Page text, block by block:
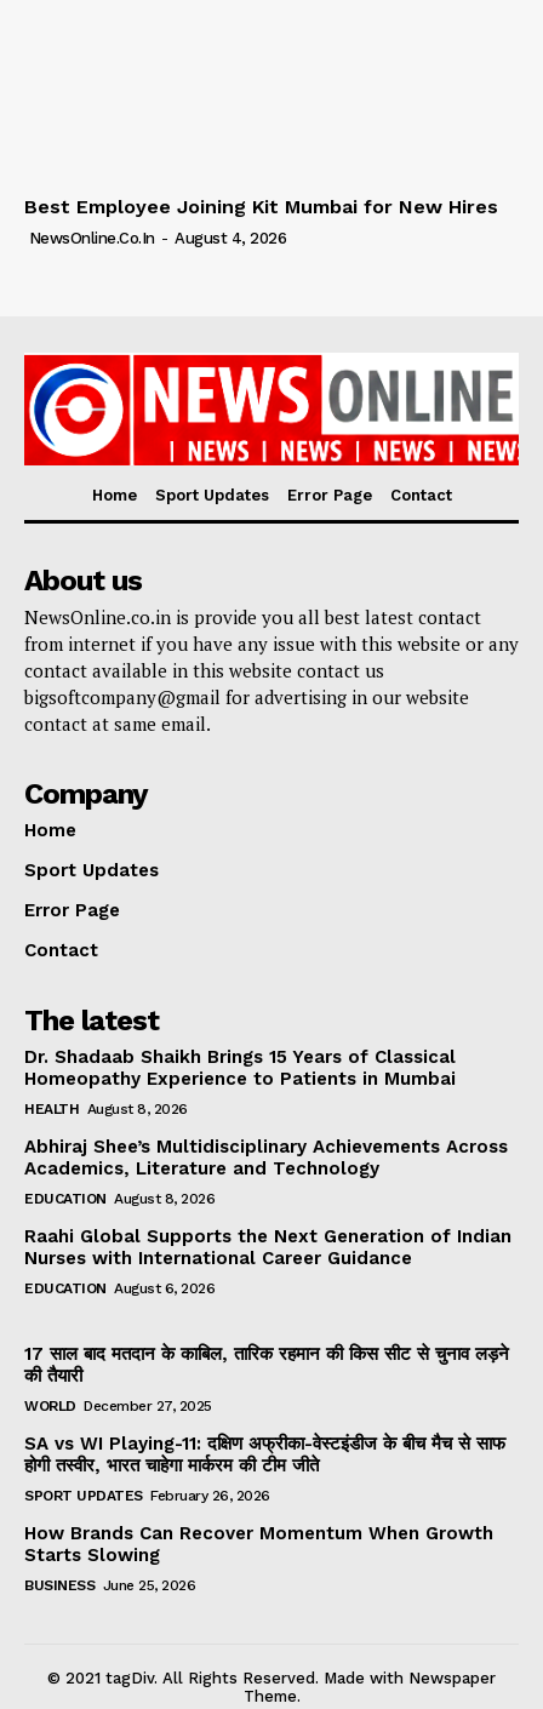
Best Employee Joining Kit Mumbai for New Hires
NewsOnline.co.in - August 4, 2026
Home Sport Updates Error Page Contact
About us
NewsOnline.co.in is provide you all best latest contact
from internet if you have any issue with this website or any
contact available in this website contact us
bigsoftcompany@gmail for advertising in our website
contact at same email.
Company
Home
Sport Updates
Error Page
Contact
The latest
Dr. Shadaab Shaikh Brings 15 Years of Classical
Homeopathy Experience to Patients in Mumbai
HEALTH August 8, 2026
Abhiraj Shee’s Multidisciplinary Achievements Across
Academics, Literature and Technology
EDUCATION August 8, 2026
Raahi Global Supports the Next Generation of Indian
Nurses with International Career Guidance
EDUCATION August 6, 2026
17 साल बाद मतदान के काबिल, तारिक रहमान की किस सीट से चुनाव लड़ने
की तैयारी
WORLD December 27, 2025
SA vs WI Playing-11: दक्षिण अफ्रीका-वेस्टइंडीज के बीच मैच से साफ
होगी तस्वीर, भारत चाहेगा मार्करम की टीम जीते
SPORT UPDATES February 26, 2026
How Brands Can Recover Momentum When Growth
Starts Slowing
BUSINESS June 25, 2026
© 2021 tagDiv. All Rights Reserved. Made with Newspaper
Theme.